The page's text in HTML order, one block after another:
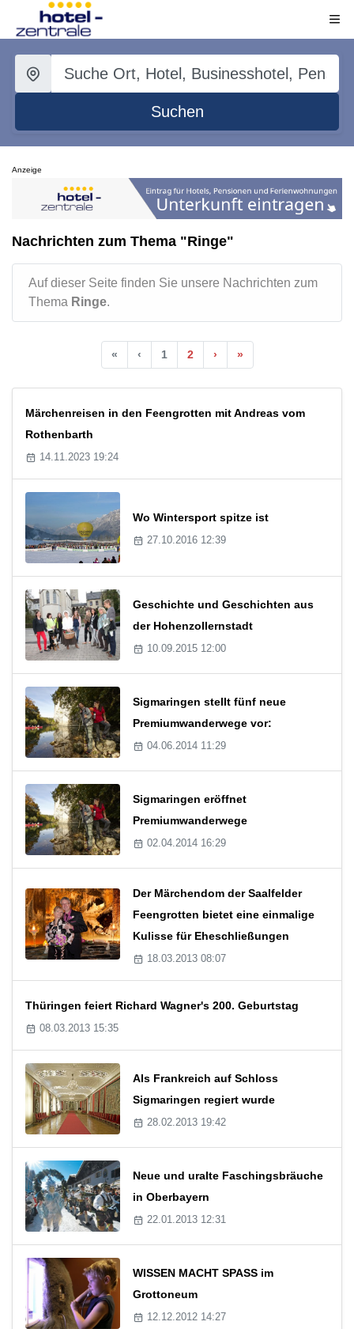
Suchen
Anzeige
Nachrichten zum Thema "Ringe"
Auf dieser Seite finden Sie unsere Nachrichten zum
Thema Ringe.
« ‹ 1 2 › »
Märchenreisen in den Feengrotten mit Andreas vom
Rothenbarth
14.11.2023 19:24
Wo Wintersport spitze ist
27.10.2016 12:39
Geschichte und Geschichten aus
der Hohenzollernstadt
10.09.2015 12:00
Sigmaringen stellt fünf neue
Premiumwanderwege vor:
04.06.2014 11:29
Sigmaringen eröffnet
Premiumwanderwege
02.04.2014 16:29
Der Märchendom der Saalfelder
Feengrotten bietet eine einmalige
Kulisse für Eheschließungen
18.03.2013 08:07
Thüringen feiert Richard Wagner's 200. Geburtstag
08.03.2013 15:35
Als Frankreich auf Schloss
Sigmaringen regiert wurde
28.02.2013 19:42
Neue und uralte Faschingsbräuche
in Oberbayern
22.01.2013 12:31
WISSEN MACHT SPASS im
Grottoneum
12.12.2012 14:27